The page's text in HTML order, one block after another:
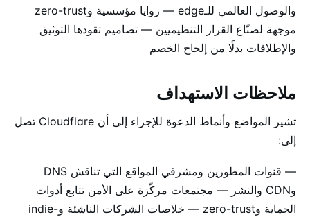
والوصول العالمي للـedge — زوايا مؤسسية وzero-trust
موجهة لصنّاع القرار التنظيميين — تصاميم تقودها التوثيق
والإطلاقات بدلًا من إلحاح الخصم
ملاحظات الاستهداف
تشير المواضع وأنماط الدعوة للإجراء إلى أن Cloudflare تصل
إلى:
— قنوات المطورين ومشرفي المواقع التي تناقش DNS
وCDN والنشر — مجتمعات مركّزة على الأمن تتابع أدوات
الحماية وzero-trust — خلاصات الشركات الناشئة وindie-